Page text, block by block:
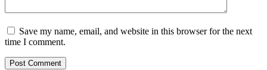
Save my name, email, and website in this browser for the next
time I comment.